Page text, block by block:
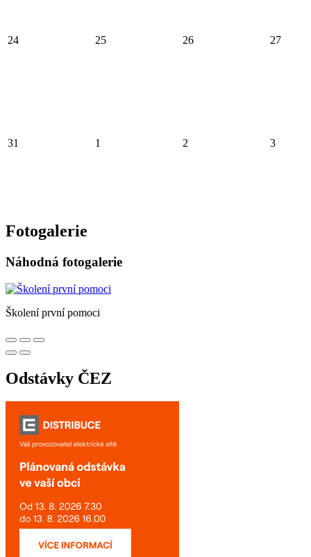
24 25 26 27
31 1 2 3
Fotogalerie
Náhodná fotogalerie
Školení první pomoci
Odstávky ČEZ